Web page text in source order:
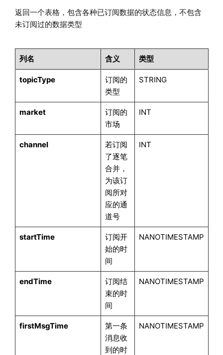
返回一个表格，包含各种已订阅数据的状态信息，不包含
未订阅过的数据类型
列名 含义 类型
topicType
订阅的
类型
STRING
market
订阅的
市场
INT
channel
若订阅
了逐笔
合并，
为该订
阅所对
应的通
道号
INT
startTime
订阅开
始的时
间
NANOTIMESTAMP
endTime
订阅结
束的时
间
NANOTIMESTAMP
firstMsgTime
第一条
消息收
到的时
NANOTIMESTAMP